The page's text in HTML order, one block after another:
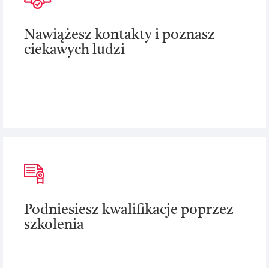
Nawiążesz kontakty i poznasz
ciekawych ludzi
Podniesiesz kwalifikacje poprzez
szkolenia